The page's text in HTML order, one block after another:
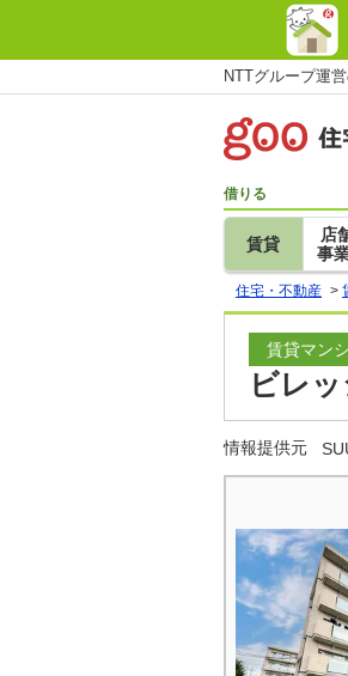
NTTグループ運
借りる
賃貸
店
事
住宅・不動産 >
賃貸マン
ビレ
情報提供元